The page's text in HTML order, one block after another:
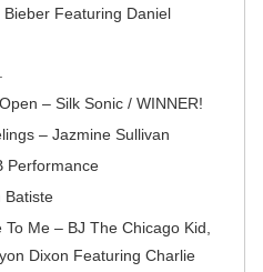
Featuring Daniel
– Silk Sonic / WINNER!
– Jazmine Sullivan
Performance
Batiste
Me – BJ The Chicago Kid,
Dixon Featuring Charlie